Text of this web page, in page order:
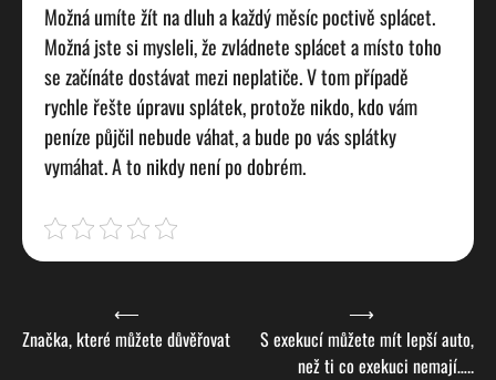
Možná umíte žít na dluh a každý měsíc poctivě splácet.
Možná jste si mysleli, že zvládnete splácet a místo toho
se začínáte dostávat mezi neplatiče. V tom případě
rychle řešte úpravu splátek, protože nikdo, kdo vám
peníze půjčil nebude váhat, a bude po vás splátky
vymáhat. A to nikdy není po dobrém.
pro
⟵
Značka, které můžete důvěřovat
S exekucí můžete mít lepší auto,
než ti co exekuci nemají…..
⟶